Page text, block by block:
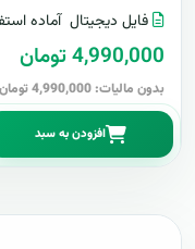
فایل دیجیتال آماده
4,990,000 تومان
بدون مالیات: 4,990,000 تومان
افزودن به سبد